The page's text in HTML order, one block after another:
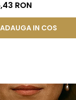
RON
ADAUGA IN COS